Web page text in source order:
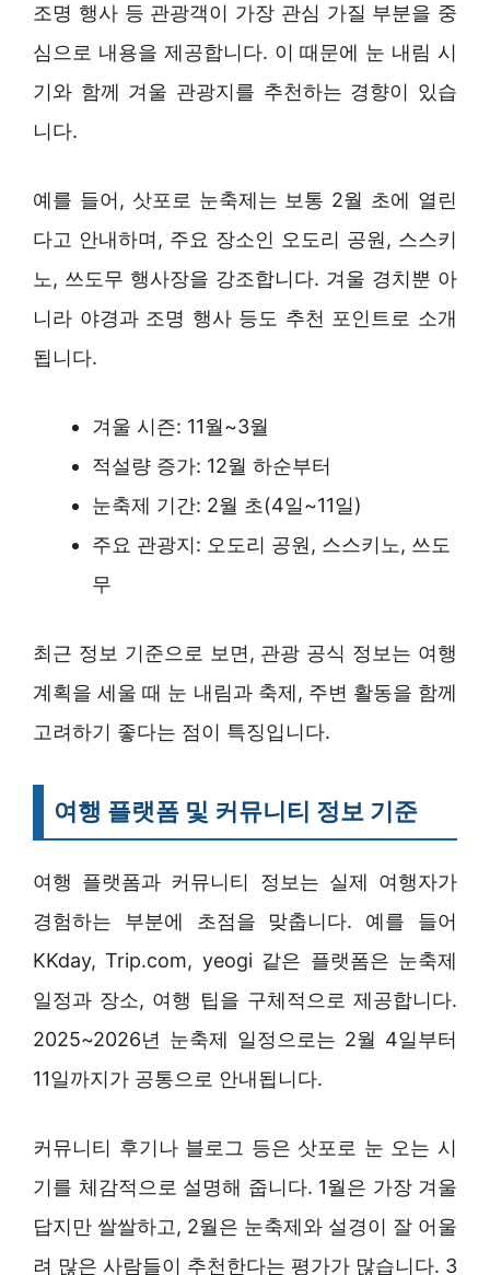
조명 행사 등 관광객이 가장 관심 가질 부분을 중
심으로 내용을 제공합니다. 이 때문에 눈 내림 시
기와 함께 겨울 관광지를 추천하는 경향이 있습
니다.
예를 들어, 삿포로 눈축제는 보통 2월 초에 열린
다고 안내하며, 주요 장소인 오도리 공원, 스스키
노, 쓰도무 행사장을 강조합니다. 겨울 경치뿐 아
니라 야경과 조명 행사 등도 추천 포인트로 소개
됩니다.
겨울 시즌: 11월~3월
적설량 증가: 12월 하순부터
눈축제 기간: 2월 초(4일~11일)
주요 관광지: 오도리 공원, 스스키노, 쓰도
무
최근 정보 기준으로 보면, 관광 공식 정보는 여행
계획을 세울 때 눈 내림과 축제, 주변 활동을 함께
고려하기 좋다는 점이 특징입니다.
여행 플랫폼 및 커뮤니티 정보 기준
여행 플랫폼과 커뮤니티 정보는 실제 여행자가
경험하는 부분에 초점을 맞춥니다. 예를 들어
KKday, Trip.com, yeogi 같은 플랫폼은 눈축제
일정과 장소, 여행 팁을 구체적으로 제공합니다.
2025~2026년 눈축제 일정으로는 2월 4일부터
11일까지가 공통으로 안내됩니다.
커뮤니티 후기나 블로그 등은 삿포로 눈 오는 시
기를 체감적으로 설명해 줍니다. 1월은 가장 겨울
답지만 쌀쌀하고, 2월은 눈축제와 설경이 잘 어울
려 많은 사람들이 추천한다는 평가가 많습니다. 3